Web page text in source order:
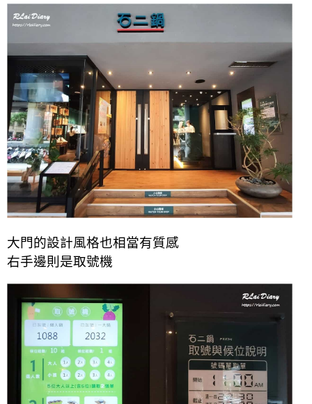
大門的設計風格也相當有質感
右手邊則是取號機